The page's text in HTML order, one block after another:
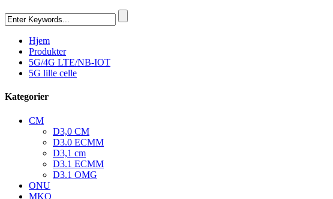
Hjem
Produkter
5G/4G LTE/NB-IOT
5G lille celle
Kategorier
CM
D3,0 CM
D3.0 ECMM
D3,1 cm
D3.1 ECMM
D3.1 OMG
ONU
MKQ